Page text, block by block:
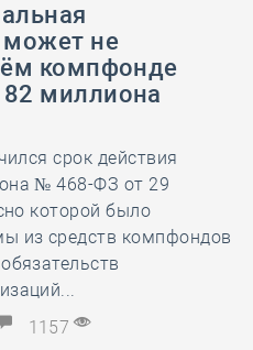
может не
компфонде
миллиона
срок действия
№ 468-ФЗ от 29
которой было
из средств компфондов
1157